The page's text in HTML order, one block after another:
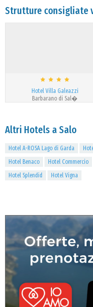
Strutture consigliate
Hotel Villa Galeazzi
Barbarano di Sal�
Altri Hotels a Salo
Hotel A-ROSA Lago di Garda
Hotel Benaco
Hotel Commercio
Hotel Splendid
Hotel Vigna